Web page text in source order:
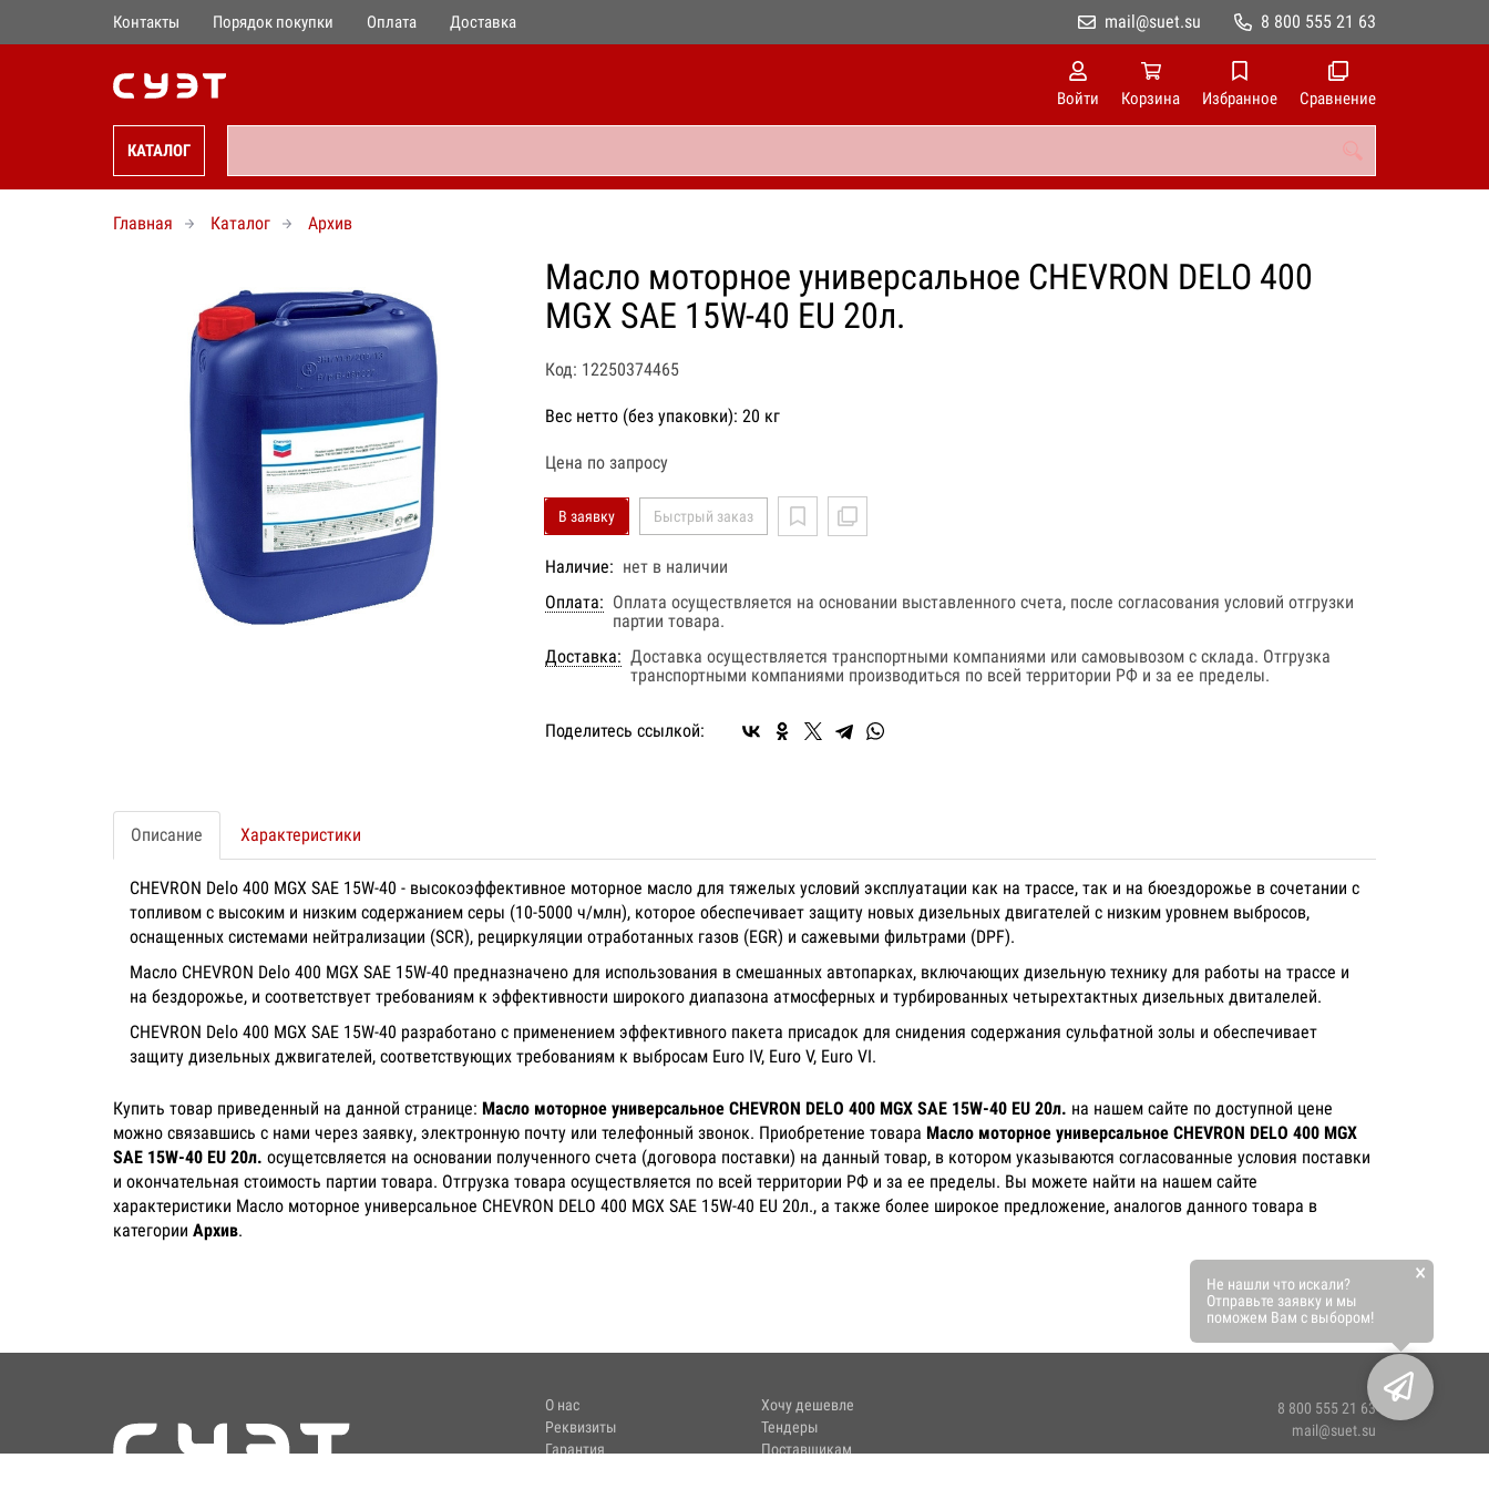
Контакты Порядок покупки Оплата Доставка 8 800 555 21 63
mail@suet.su
Войти Корзина Избранное Сравнение
КАТАЛОГ
Главная Каталог Архив
Масло моторное универсальное CHEVRON DELO 400
MGX SAE 15W-40 EU 20л.
Код: 12250374465
Вес нетто (без упаковки): 20 кг
Цена по запросу
В заявку Быстрый заказ
Наличие: нет в наличии
Оплата: Оплата осуществляется на основании выставленного счета, после согласования условий отгрузки
партии товара.
Доставка: Доставка осуществляется транспортными компаниями или самовывозом с склада. Отгрузка
транспортными компаниями производиться по всей территории РФ и за ее пределы.
Поделитесь ссылкой:
Описание Характеристики
CHEVRON Delo 400 MGX SAE 15W-40 - высокоэффективное моторное масло для тяжелых условий эксплуатации как на трассе, так и на бюездорожье в сочетании с
топливом с высоким и низким содержанием серы (10-5000 ч/млн), которое обеспечивает защиту новых дизельных двигателей с низким уровнем выбросов,
оснащенных системами нейтрализации (SCR), рециркуляции отработанных газов (EGR) и сажевыми фильтрами (DPF).
Масло CHEVRON Delo 400 MGX SAE 15W-40 предназначено для использования в смешанных автопарках, включающих дизельную технику для работы на трассе и
на бездорожье, и соответствует требованиям к эффективности широкого диапазона атмосферных и турбированных четырехтактных дизельных двиталелей.
CHEVRON Delo 400 MGX SAE 15W-40 разработано с применением эффективного пакета присадок для снидения содержания сульфатной золы и обеспечивает
защиту дизельных джвигателей, соответствующих требованиям к выбросам Euro IV, Euro V, Euro VI.
Купить товар приведенный на данной странице: Масло моторное универсальное CHEVRON DELO 400 MGX SAE 15W-40 EU 20л. на нашем сайте по доступной цене
можно связавшись с нами через заявку, электронную почту или телефонный звонок. Приобретение товара Масло моторное универсальное CHEVRON DELO 400 MGX
SAE 15W-40 EU 20л. осущетсвляется на основании полученного счета (договора поставки) на данный товар, в котором указываются согласованные условия поставки
и окончательная стоимость партии товара. Отгрузка товара осуществляется по всей территории РФ и за ее пределы. Вы можете найти на нашем сайте
характеристики Масло моторное универсальное CHEVRON DELO 400 MGX SAE 15W-40 EU 20л., а также более широкое предложение, аналогов данного товара в
категории Архив.
О нас
Реквизиты
Гарантия
Хочу дешевле
Тендеры
Поставщикам
8 800 555 21 63
mail@suet.su
Не нашли что искали?
Отправьте заявку и мы
поможем Вам с выбором!
×